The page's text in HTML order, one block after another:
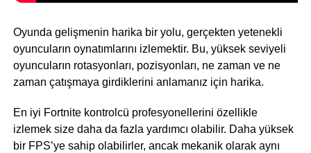
Oyunda gelişmenin harika bir yolu, gerçekten yetenekli
oyuncuların oynatımlarını izlemektir. Bu, yüksek seviyeli
oyuncuların rotasyonları, pozisyonları, ne zaman ve ne
zaman çatışmaya girdiklerini anlamanız için harika.
En iyi Fortnite kontrolcü profesyonellerini özellikle
izlemek size daha da fazla yardımcı olabilir. Daha yüksek
bir FPS’ye sahip olabilirler, ancak mekanik olarak aynı